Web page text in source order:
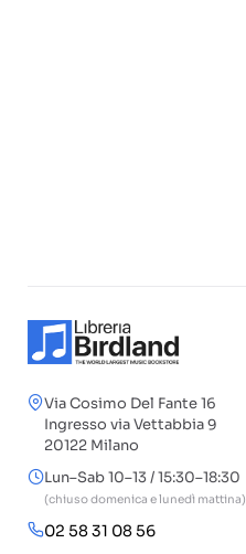
Via Cosimo Del Fante 16
Ingresso via Vettabbia 9
20122 Milano
Lun–Sab 10–13 / 15:30–18:30
(chiuso domenica e lunedì mattina)
02 58 31 08 56